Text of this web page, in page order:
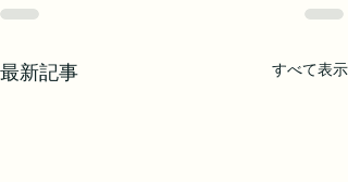
最新記事 すべて表示